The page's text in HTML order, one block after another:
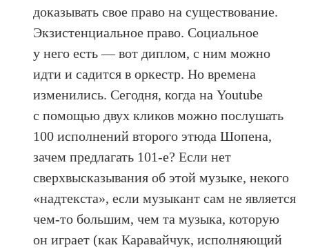
доказывать свое право на существование.
Экзистенциальное право. Социальное
у него есть — вот диплом, с ним можно
идти и садится в оркестр. Но времена
изменились. Сегодня, когда на Youtube
с помощью двух кликов можно послушать
100 исполнений второго этюда Шопена,
зачем предлагать 101-е? Если нет
сверхвысказывания об этой музыке, некого
«надтекста», если музыкант сам не является
чем-то большим, чем та музыка, которую
он играет (как Каравайчук, исполняющий